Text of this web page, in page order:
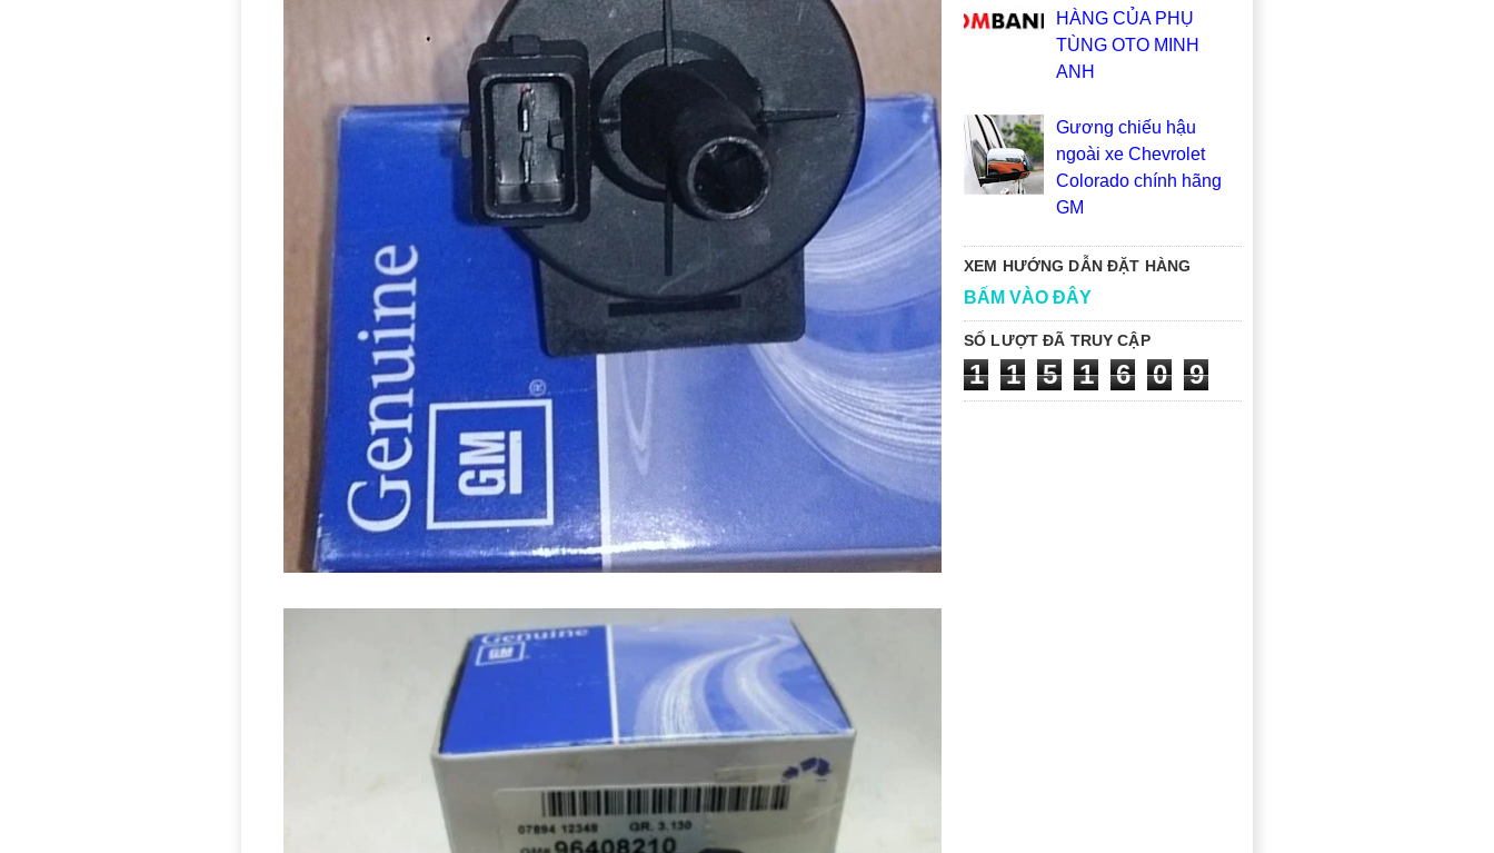
HÀNG CỦA PHỤ
TÙNG OTO MINH
ANH
Gương chiếu hậu
ngoài xe Chevrolet
Colorado chính hãng
GM
XEM HƯỚNG DẪN ĐẶT HÀNG
BẤM VÀO ĐÂY
SỐ LƯỢT ĐÃ TRUY CẬP
1 1 5 1 6 0 9